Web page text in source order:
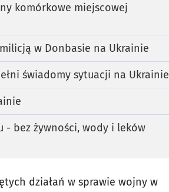
komórkowe miejscowej
w Donbasie na Ukrainie
świadomy sytuacji na Ukrainie
- bez żywności, wody i leków
działań w sprawie wojny w